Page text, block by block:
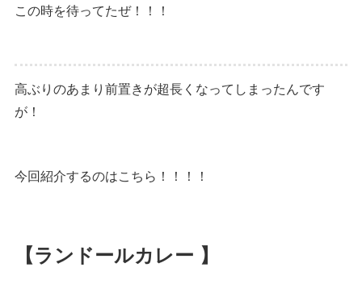
この時を待ってたぜ！！！
高ぶりのあまり前置きが超長くなってしまったんです
が！
今回紹介するのはこちら！！！！
【ランドールカレー 】